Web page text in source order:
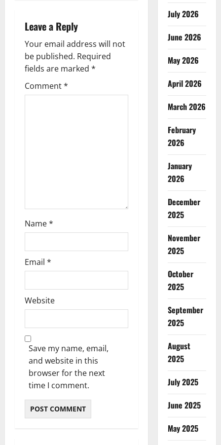
i
g
a
t
i
Leave a Reply
Your email address will not
be published. Required
fields are marked *
Comment*
Name*
Email *
Website
Save my name, email,
and website in this
browser for the next
time I comment.
July 2026
June 2026
May 2026
April 2026
March 2026
February
2026
January
2026
December
2025
November
2025
October
2025
September
2025
August
2025
July 2025
June 2025
May 2025